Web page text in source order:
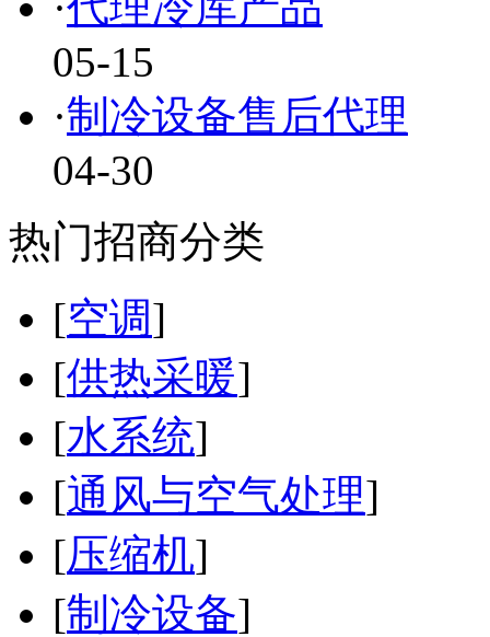
05-15
·制冷设备售后代理
04-30
热门招商分类
[空调]
[供热采暖]
[水系统]
[通风与空气处理]
[压缩机]
[制冷设备]